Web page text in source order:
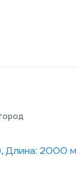
2000